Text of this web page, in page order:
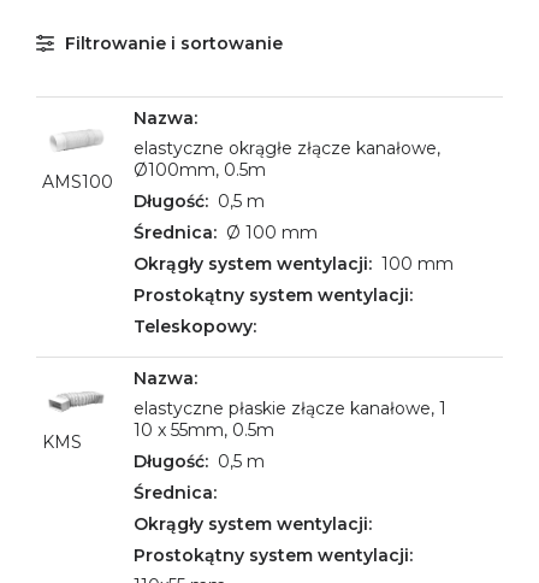
Filtrowanie i sortowanie
AMS100
elastyczne okrągłe złącze kanałowe,
Ø100mm, 0.5m
0,5 m
Ø 100 mm
100 mm
KMS
elastyczne płaskie złącze kanałowe, 1
10 x 55mm, 0.5m
0,5 m